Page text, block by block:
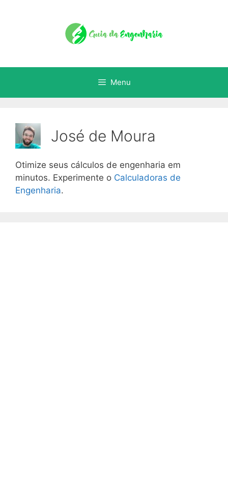
Menu
José de Moura
Otimize seus cálculos de engenharia em
minutos. Experimente o Calculadoras de
Engenharia.